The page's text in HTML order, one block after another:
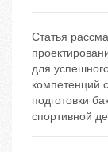
Статья
для
компетенций
подготовки
спортивной